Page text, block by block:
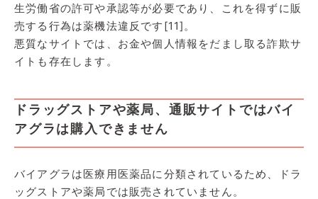
生労働省の許可や承認等が必要であり、これを得ずに販
売する行為は薬機法違反です[11]。
悪質なサイトでは、お金や個人情報をだまし取る詐欺サ
イトも存在します。
ドラッグストアや薬局、通販サイトではバイ
アグラは購入できません
バイアグラは医療用医薬品に分類されているため、ドラ
ッグストアや薬局では販売されていません。